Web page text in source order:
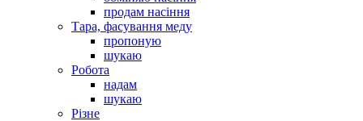
продам насіння
Тара, фасування меду
пропоную
шукаю
Робота
надам
шукаю
Різне